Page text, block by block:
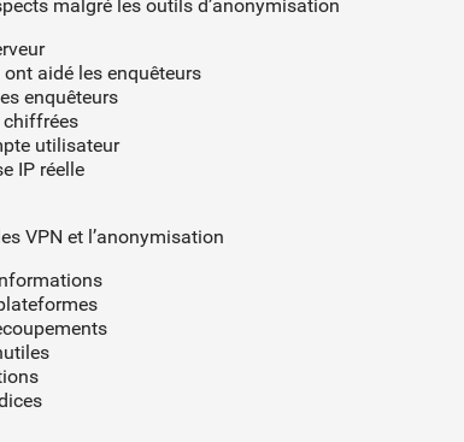
malgré les outils d’anonymisation
aidé les enquêteurs
enquêteurs
chiffrées
utilisateur
IP réelle
VPN et l’anonymisation